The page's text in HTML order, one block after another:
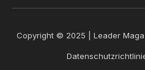
Copyright © 2025 | Leader